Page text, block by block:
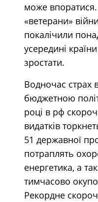
може
«ветерани»
покалічили
усередині
зростати.
Водночас страх
бюджетною
році в рф
видатків
51 державної
потраплять
енергетика, а
тимчасово
Рекордне